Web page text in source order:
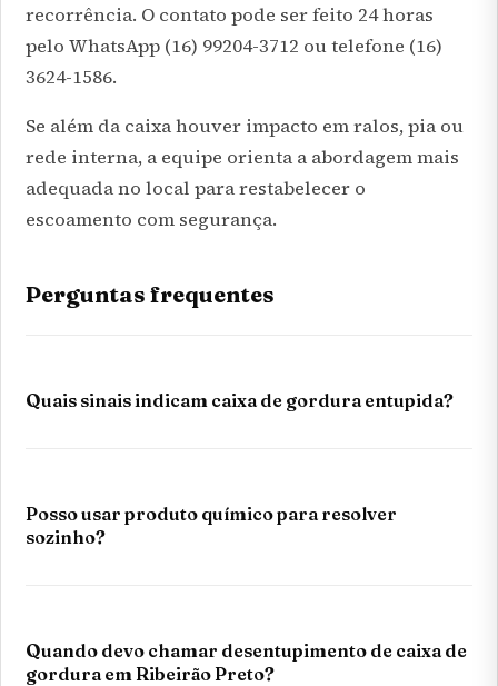
recorrência. O contato pode ser feito 24 horas
pelo WhatsApp (16) 99204-3712 ou telefone (16)
3624-1586.
Se além da caixa houver impacto em ralos, pia ou
rede interna, a equipe orienta a abordagem mais
adequada no local para restabelecer o
escoamento com segurança.
Perguntas frequentes
Quais sinais indicam caixa de gordura entupida?
Posso usar produto químico para resolver
sozinho?
Quando devo chamar desentupimento de caixa de
gordura em Ribeirão Preto?